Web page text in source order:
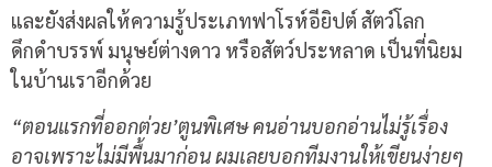
และยังส่งผลให้ความรู้ประเภทฟาโรห์อียิปต์ สัตว์โลก
ดึกดำบรรพ์ มนุษย์ต่างดาว หรือสัตว์ประหลาด เป็นที่นิยม
ในบ้านเราอีกด้วย
“ตอนแรกที่ออกต่วย’ตูนพิเศษ คนอ่านบอกอ่านไม่รู้เรื่อง
อาจเพราะไม่มีพื้นมาก่อน ผมเลยบอกทีมงานให้เขียนง่ายๆ